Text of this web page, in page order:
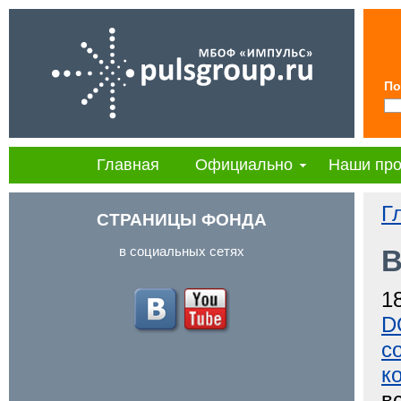
Главная Официально Наши
СТРАНИЦЫ ФОНДА
в социальных сетях